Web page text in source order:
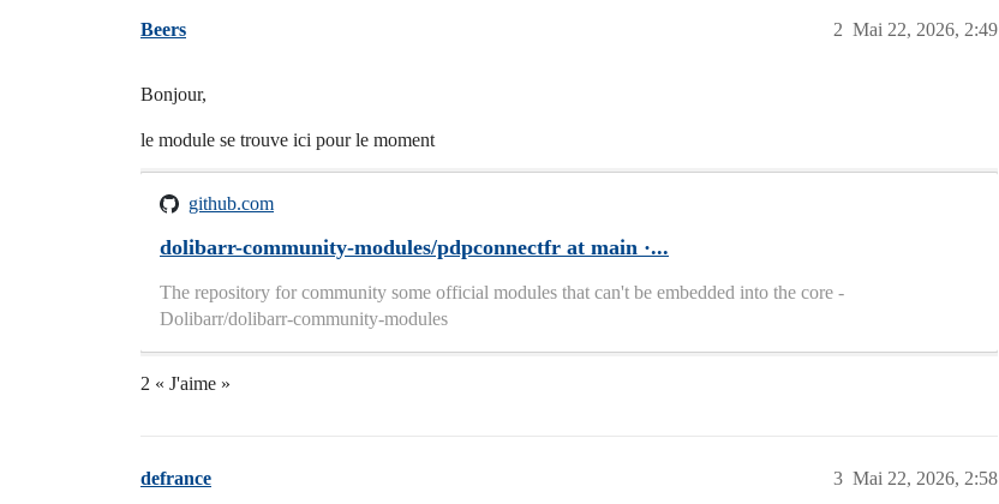
Beers Mai 22, 2026, 2:49
2
Bonjour,
le module se trouve ici pour le moment
github.com
dolibarr-community-modules/pdpconnectfr at main ·...
The repository for community some official modules that can't be embedded into the core -
Dolibarr/dolibarr-community-modules
2 « J'aime »
defrance Mai 22, 2026, 2:58
3